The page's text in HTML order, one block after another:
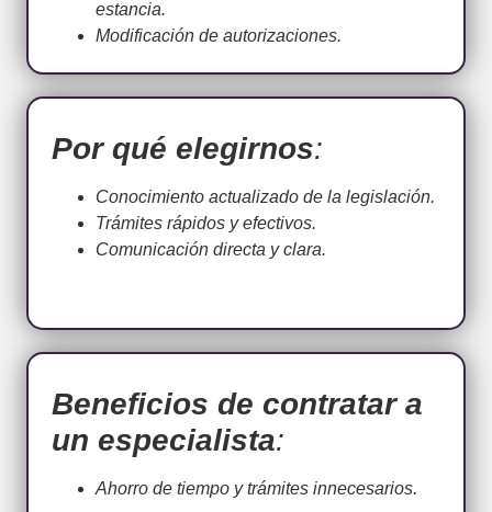
estancia.
Modificación de autorizaciones.
Por qué elegirnos:
Conocimiento actualizado de la legislación.
Trámites rápidos y efectivos.
Comunicación directa y clara.
Beneficios de contratar a
un especialista:
Ahorro de tiempo y trámites innecesarios.